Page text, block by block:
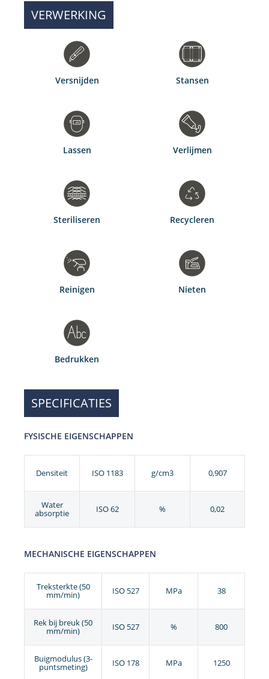
VERWERKING
Versnijden Stansen
Lassen Verlijmen
Steriliseren Recycleren
Reinigen Nieten
Bedrukken
SPECIFICATIES
FYSISCHE EIGENSCHAPPEN
Densiteit ISO 1183 g/cm3 0,907
Water
absorptie ISO 62 % 0,02
MECHANISCHE EIGENSCHAPPEN
Treksterkte (50
mm/min) ISO 527 MPa 38
Rek bij breuk (50
mm/min) ISO 527 % 800
Buigmodulus (3-
puntsmeting) ISO 178 MPa 1250